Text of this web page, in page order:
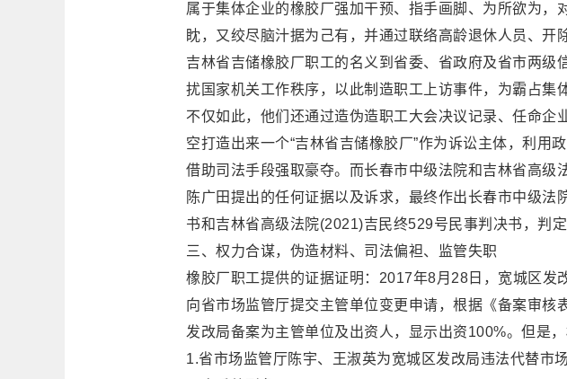
属于集体企业的橡胶厂强加干预、指手画脚、为所欲为，
眈，又绞尽脑汁据为己有，并通过联络高龄退休人员、开
吉林省吉储橡胶厂职工的名义到省委、省政府及省市两级
扰国家机关工作秩序，以此制造职工上访事件，为霸占集
不仅如此，他们还通过造伪造职工大会决议记录、任命企
空打造出来一个“吉林省吉储橡胶厂”作为诉讼主体，利用
借助司法手段强取豪夺。而长春市中级法院和吉林省高级
陈广田提出的任何证据以及诉求，最终作出长春市中级法
书和吉林省高级法院(2021)吉民终529号民事判决书，判定
三、权力合谋，伪造材料、司法偏袒、监管失职
橡胶厂职工提供的证据证明：2017年8月28日，宽城区发
向省市场监管厅提交主管单位变更申请，根据《备案审核
发改局备案为主管单位及出资人，显示出资100%。但是
1.省市场监管厅陈宇、王淑英为宽城区发改局违法代替市